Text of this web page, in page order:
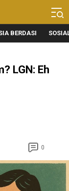
BERDASI
LGN: Eh
0